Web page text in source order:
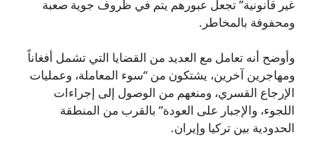
غير قانونية” تجعل عبورهم يتم في ظروف جوية صعبة
ومحفوفة بالمخاطر.
وأوضح أنه تعامل مع العديد من القضايا التي تشمل أفغاناً
ومهاجرين آخرين، يشتكون من “سوء المعاملة، وعمليات
الإرجاع القسري، ومنعهم من الوصول إلى إجراءات
اللجوء، والإجبار على العودة” بالقرب من المنطقة
الحدودية بين تركيا وإيران.